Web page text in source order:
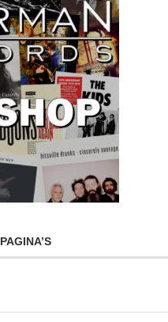
PAGINA’S